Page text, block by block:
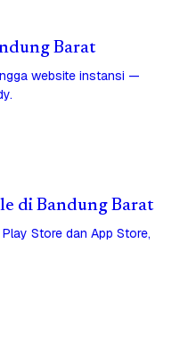
Barat
website instansi —
di Bandung Barat
Store dan App Store,